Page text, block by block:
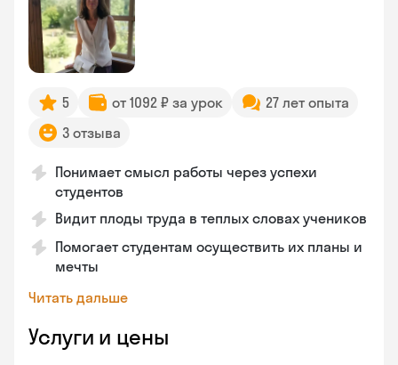
5 от 1092 ₽ за урок
27 лет опыта
3 отзыва
Понимает смысл работы через успехи
студентов
Видит плоды труда в теплых словах учеников
Помогает студентам осуществить их планы и
мечты
Читать дальше
Услуги и цены